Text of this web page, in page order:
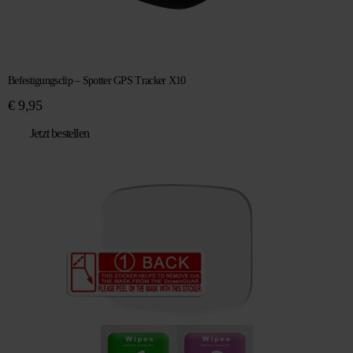
Befestigungsclip – Spotter GPS Tracker X10
€9,95
Jetzt bestellen